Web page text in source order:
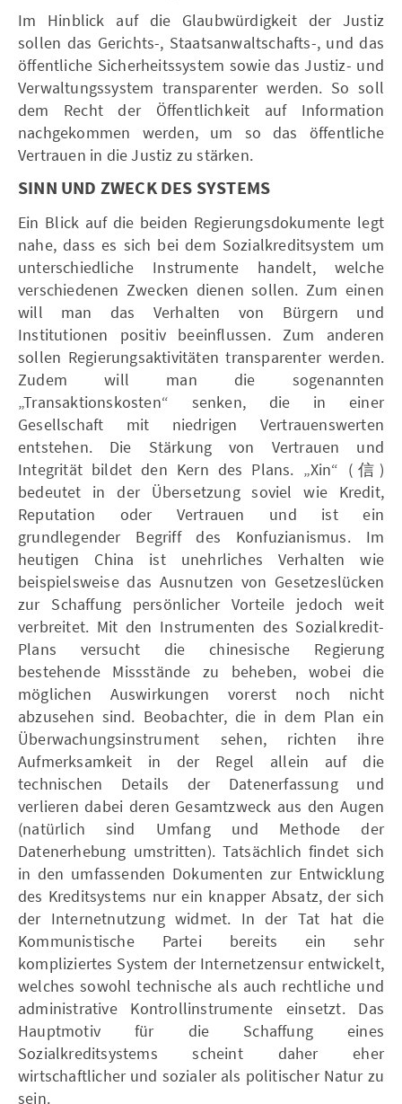
Im Hinblick auf die Glaubwürdigkeit der Justiz
sollen das Gerichts-, Staatsanwaltschafts-, und das
öffentliche Sicherheitssystem sowie das Justiz- und
Verwaltungssystem transparenter werden. So soll
dem Recht der Öffentlichkeit auf Information
nachgekommen werden, um so das öffentliche
Vertrauen in die Justiz zu stärken.
SINN UND ZWECK DES SYSTEMS
Ein Blick auf die beiden Regierungsdokumente legt
nahe, dass es sich bei dem Sozialkreditsystem um
unterschiedliche Instrumente handelt, welche
verschiedenen Zwecken dienen sollen. Zum einen
will man das Verhalten von Bürgern und
Institutionen positiv beeinflussen. Zum anderen
sollen Regierungsaktivitäten transparenter werden.
Zudem will man die sogenannten
„Transaktionskosten“ senken, die in einer
Gesellschaft mit niedrigen Vertrauenswerten
entstehen. Die Stärkung von Vertrauen und
Integrität bildet den Kern des Plans. „Xin“ (信)
bedeutet in der Übersetzung soviel wie Kredit,
Reputation oder Vertrauen und ist ein
grundlegender Begriff des Konfuzianismus. Im
heutigen China ist unehrliches Verhalten wie
beispielsweise das Ausnutzen von Gesetzeslücken
zur Schaffung persönlicher Vorteile jedoch weit
verbreitet. Mit den Instrumenten des Sozialkredit-
Plans versucht die chinesische Regierung
bestehende Missstände zu beheben, wobei die
möglichen Auswirkungen vorerst noch nicht
abzusehen sind. Beobachter, die in dem Plan ein
Überwachungsinstrument sehen, richten ihre
Aufmerksamkeit in der Regel allein auf die
technischen Details der Datenerfassung und
verlieren dabei deren Gesamtzweck aus den Augen
(natürlich sind Umfang und Methode der
Datenerhebung umstritten). Tatsächlich findet sich
in den umfassenden Dokumenten zur Entwicklung
des Kreditsystems nur ein knapper Absatz, der sich
der Internetnutzung widmet. In der Tat hat die
Kommunistische Partei bereits ein sehr
kompliziertes System der Internetzensur entwickelt,
welches sowohl technische als auch rechtliche und
administrative Kontrollinstrumente einsetzt. Das
Hauptmotiv für die Schaffung eines
Sozialkreditsystems scheint daher eher
wirtschaftlicher und sozialer als politischer Natur zu
sein.